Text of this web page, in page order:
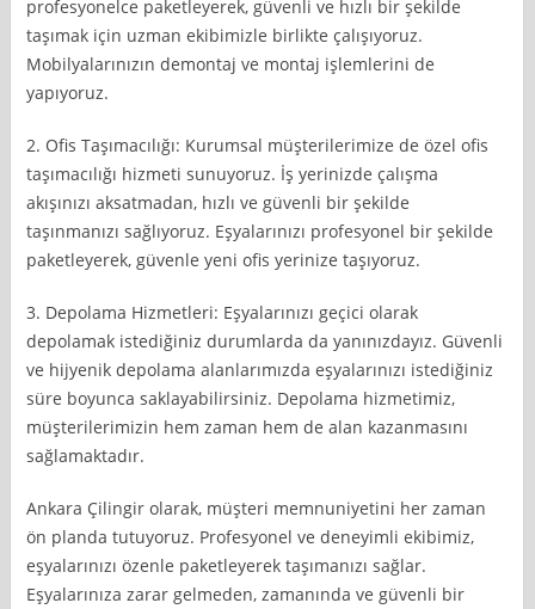
profesyonelce paketleyerek, güvenli ve hızlı bir şekilde
taşımak için uzman ekibimizle birlikte çalışıyoruz.
Mobilyalarınızın demontaj ve montaj işlemlerini de
yapıyoruz.
2. Ofis Taşımacılığı: Kurumsal müşterilerimize de özel ofis
taşımacılığı hizmeti sunuyoruz. İş yerinizde çalışma
akışınızı aksatmadan, hızlı ve güvenli bir şekilde
taşınmanızı sağlıyoruz. Eşyalarınızı profesyonel bir şekilde
paketleyerek, güvenle yeni ofis yerinize taşıyoruz.
3. Depolama Hizmetleri: Eşyalarınızı geçici olarak
depolamak istediğiniz durumlarda da yanınızdayız. Güvenli
ve hijyenik depolama alanlarımızda eşyalarınızı istediğiniz
süre boyunca saklayabilirsiniz. Depolama hizmetimiz,
müşterilerimizin hem zaman hem de alan kazanmasını
sağlamaktadır.
Ankara Çilingir olarak, müşteri memnuniyetini her zaman
ön planda tutuyoruz. Profesyonel ve deneyimli ekibimiz,
eşyalarınızı özenle paketleyerek taşımanızı sağlar.
Eşyalarınıza zarar gelmeden, zamanında ve güvenli bir